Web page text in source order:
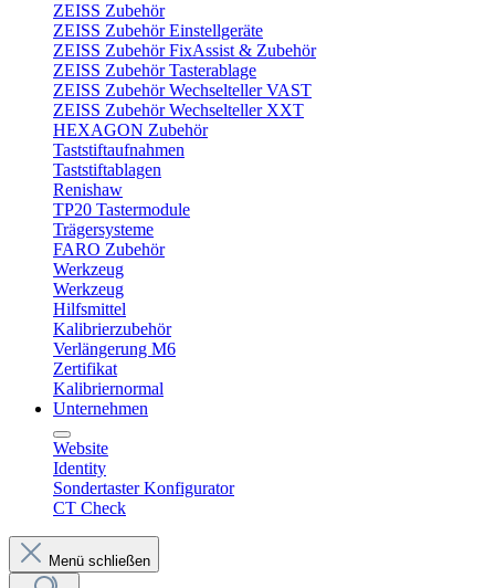
ZEISS Zubehör
ZEISS Zubehör Einstellgeräte
ZEISS Zubehör FixAssist & Zubehör
ZEISS Zubehör Tasterablage
ZEISS Zubehör Wechselteller VAST
ZEISS Zubehör Wechselteller XXT
HEXAGON Zubehör
Taststiftaufnahmen
Taststiftablagen
Renishaw
TP20 Tastermodule
Trägersysteme
FARO Zubehör
Werkzeug
Werkzeug
Hilfsmittel
Kalibrierzubehör
Verlängerung M6
Zertifikat
Kalibriernormal
Unternehmen
Website
Identity
Sondertaster Konfigurator
CT Check
Menü schließen